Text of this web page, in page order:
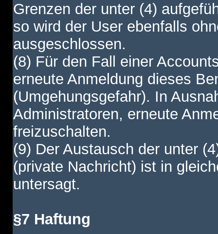
Grenzen der unter (4)
so wird der User ebenfalls
ausgeschlossen.
(8) Für den Fall einer
erneute Anmeldung dieses
(Umgehungsgefahr). In
Administratoren, erneute
freizuschalten.
(9) Der Austausch der unter
(private Nachricht) ist in
untersagt.
§7 Haftung